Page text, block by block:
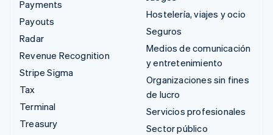
Payments
Payouts
Radar
Revenue Recognition
Stripe Sigma
Tax
Terminal
Treasury
Hostelería, viajes y ocio
Seguros
Medios de comunicación
y entretenimiento
Organizaciones sin fines
de lucro
Servicios profesionales
Sector público